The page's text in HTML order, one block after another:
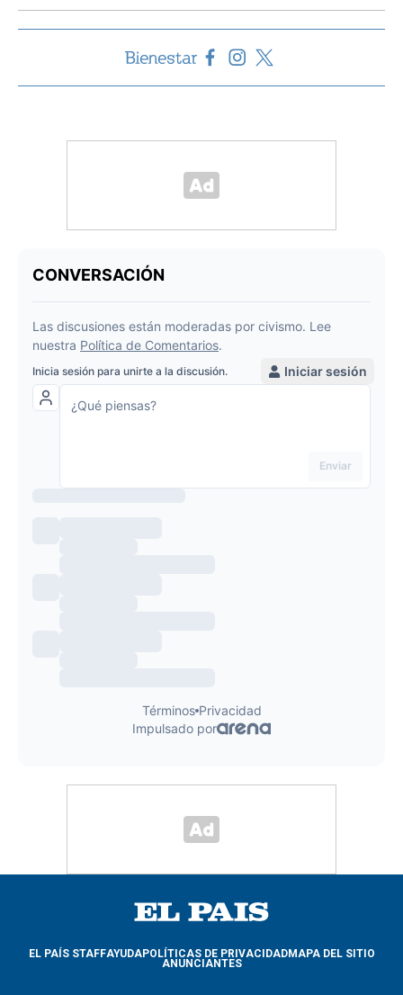
EL PAÍS STAFFAYUDAPOLÍTICAS DE PRIVACIDADMAPA DEL SITIO
ANUNCIANTES